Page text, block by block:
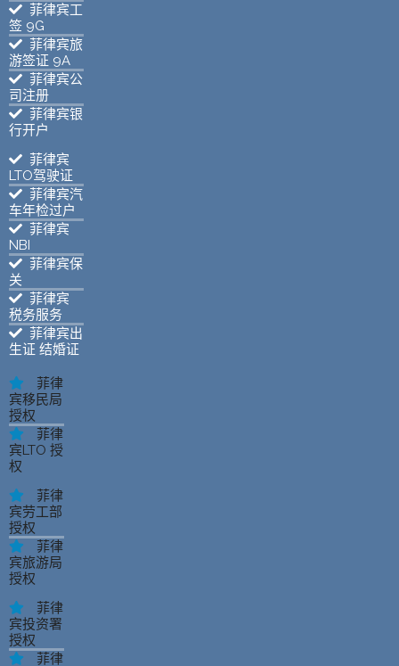
菲律宾工
签 9G
菲律宾旅
游签证 9A
菲律宾公
司注册
菲律宾银
行开户
菲律宾
LTO驾驶证
菲律宾汽
车年检过户
菲律宾
NBI
菲律宾保
关
菲律宾
税务服务
菲律宾出
生证 结婚证
菲律
宾移民局
授权
菲律
宾LTO 授
权
菲律
宾劳工部
授权
菲律
宾旅游局
授权
菲律
宾投资署
授权
菲律